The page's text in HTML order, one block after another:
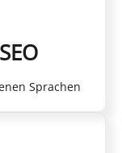
Sprachen